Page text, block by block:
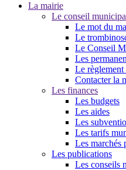
La mairie
Le conseil
Le mot du
Le
Le Conseil
Les
Le
Contacter la
Les finances
Les budgets
Les aides
Les
Les tarifs
Les marchés
Les publications
Les conseils